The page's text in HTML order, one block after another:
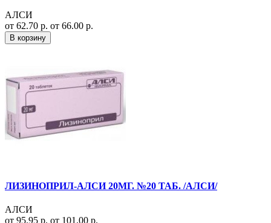
АЛСИ
от 62.70 р. от 66.00 р.
В корзину
ЛИЗИНОПРИЛ-АЛСИ 20МГ. №20 ТАБ. /АЛСИ/
АЛСИ
от 95.95 р. от 101.00 р.